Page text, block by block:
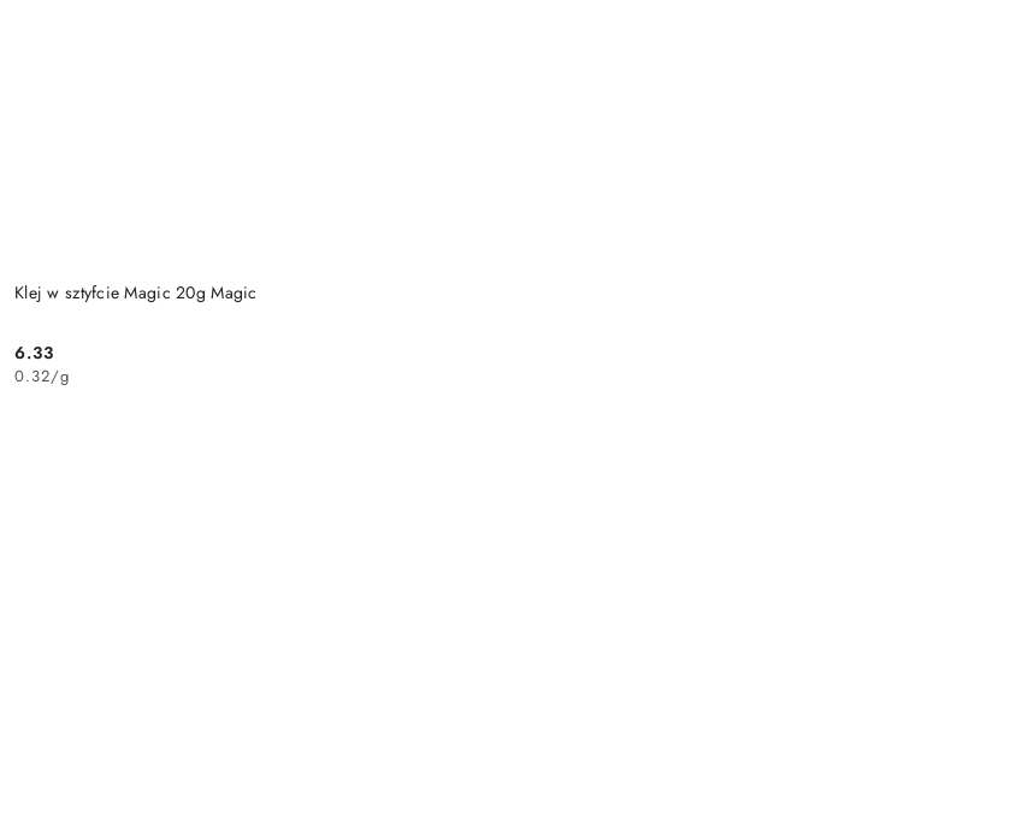
Klej w sztyfcie Magic 20g Magic
Cena:
6.33
0.32/g